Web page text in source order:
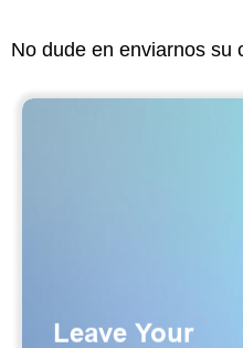
No dude en enviarnos su